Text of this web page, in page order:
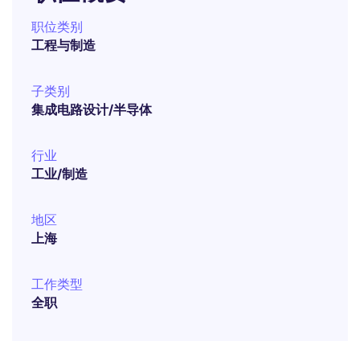
职位类别
工程与制造
子类别
集成电路设计/半导体
行业
工业/制造
地区
上海
工作类型
全职